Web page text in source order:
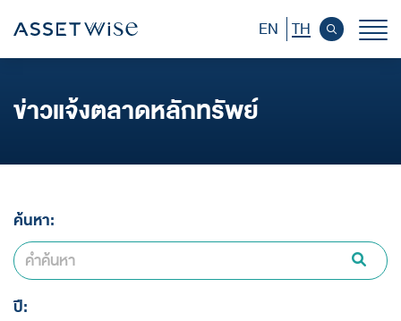
EN TH
หน้าหลักนักลงทุนสัมพันธ์
ข้อมูลราคาหลักทรัพย์
ข้อมูลผู้ถือหุ้น
การกำกับดูแลกิจการ
ข่าวแจ้งตลาดหลักทรัพย์
ค้นหา:
ปี: